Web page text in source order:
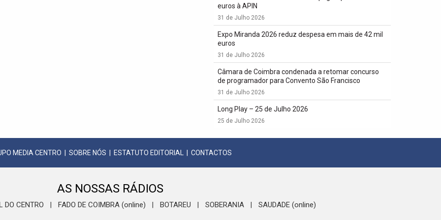
euros à APIN
31 de Julho 2026
Expo Miranda 2026 reduz despesa em mais de 42 mil
euros
31 de Julho 2026
Câmara de Coimbra condenada a retomar concurso
de programador para Convento São Francisco
31 de Julho 2026
Long Play – 25 de Julho 2026
25 de Julho 2026
MEDIA CENTRO SOBRE NÓS ESTATUTO EDITORIAL CONTACTOS
AS NOSSAS RÁDIOS
DO CENTRO FADO DE COIMBRA (online) BOTAREU SOBERANIA SAUDADE (online)